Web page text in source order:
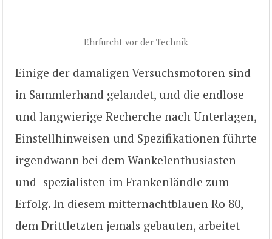
Ehrfurcht vor der Technik
Einige der damaligen Versuchsmotoren sind
in Sammlerhand gelandet, und die endlose
und langwierige Recherche nach Unterlagen,
Einstellhinweisen und Spezifikationen führte
irgendwann bei dem Wankelenthusiasten
und -spezialisten im Frankenländle zum
Erfolg. In diesem mitternachtblauen Ro 80,
dem Drittletzten jemals gebauten, arbeitet